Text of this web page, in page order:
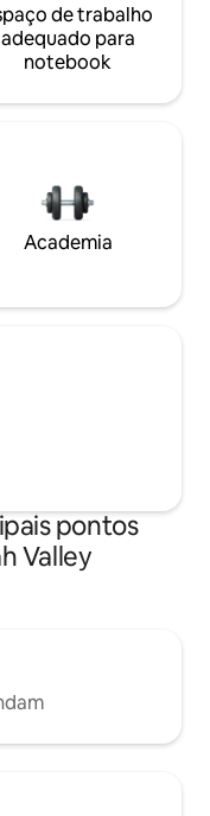
de trabalho
adequado para
notebook
Academia
pontos
Valley